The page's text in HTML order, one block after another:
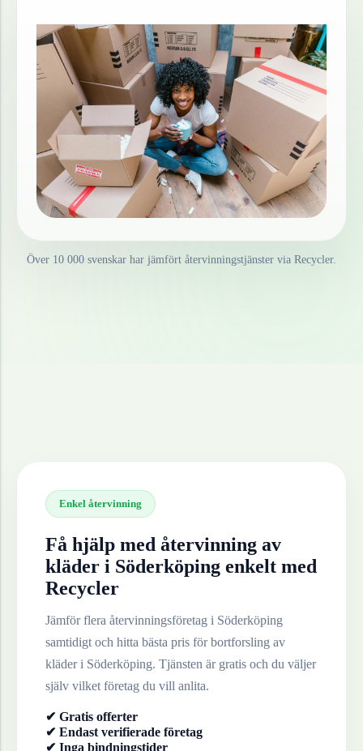
Över 10 000 svenskar har jämfört återvinningstjänster via Recycler.
Enkel återvinning
Få hjälp med återvinning av
kläder i Söderköping enkelt med
Recycler
Jämför flera återvinningsföretag i Söderköping
samtidigt och hitta bästa pris för bortforsling av
kläderi Söderköping. Tjänsten är gratis och du väljer
själv vilket företag du vill anlita.
✔ Gratis offerter
✔ Endast verifierade företag
✔ Inga bindningstider